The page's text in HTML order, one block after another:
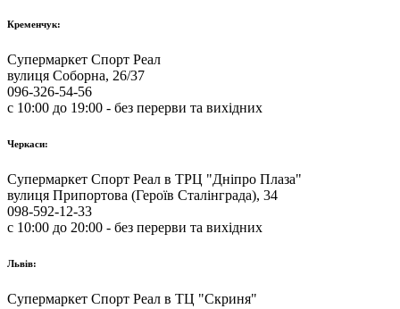
Кременчук:
Супермаркет Спорт Реал
вулиця Соборна, 26/37
096-326-54-56
с 10:00 до 19:00 - без перерви та вихідних
Черкаси:
Супермаркет Спорт Реал в ТРЦ "Дніпро Плаза"
вулиця Припортова (Героїв Сталінграда), 34
098-592-12-33
с 10:00 до 20:00 - без перерви та вихідних
Львів:
Супермаркет Спорт Реал в ТЦ "Скриня"